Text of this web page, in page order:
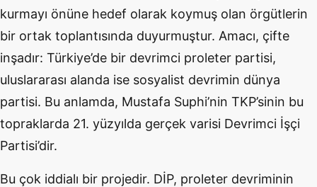
kurmayı önüne hedef olarak koymuş olan örgütlerin
bir ortak toplantısında duyurmuştur. Amacı, çifte
inşadır: Türkiye’de bir devrimci proleter partisi,
uluslararası alanda ise sosyalist devrimin dünya
partisi. Bu anlamda, Mustafa Suphi’nin TKP’sinin bu
topraklarda 21. yüzyılda gerçek varisi Devrimci İşçi
Partisi’dir.
Bu çok iddialı bir projedir. DİP, proleter devriminin